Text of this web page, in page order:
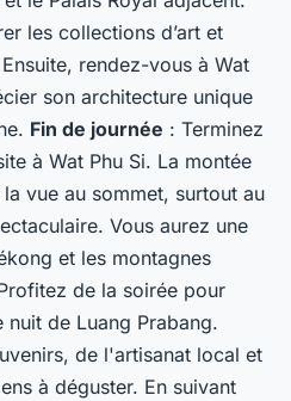
les collections d’art et
rendez-vous à Wat
son architecture unique
Fin de journée : Terminez
à Wat Phu Si. La montée
vue au sommet, surtout au
Vous aurez une
et les montagnes
de la soirée pour
de Luang Prabang.
de l'artisanat local et
à déguster. En suivant